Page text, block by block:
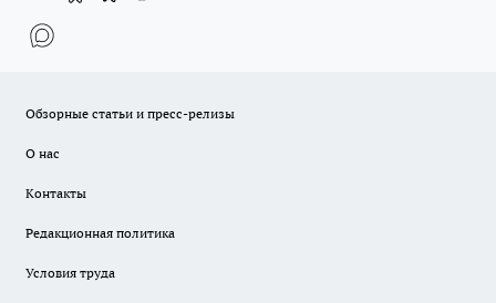
Обзорные статьи и пресс-релизы
О нас
Контакты
Редакционная политика
Условия труда